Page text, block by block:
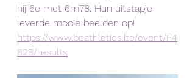
hij 6e met 6m78. Hun uitstapje
leverde mooie beelden op!
https://www.beathletics.be/event/F4
828/results